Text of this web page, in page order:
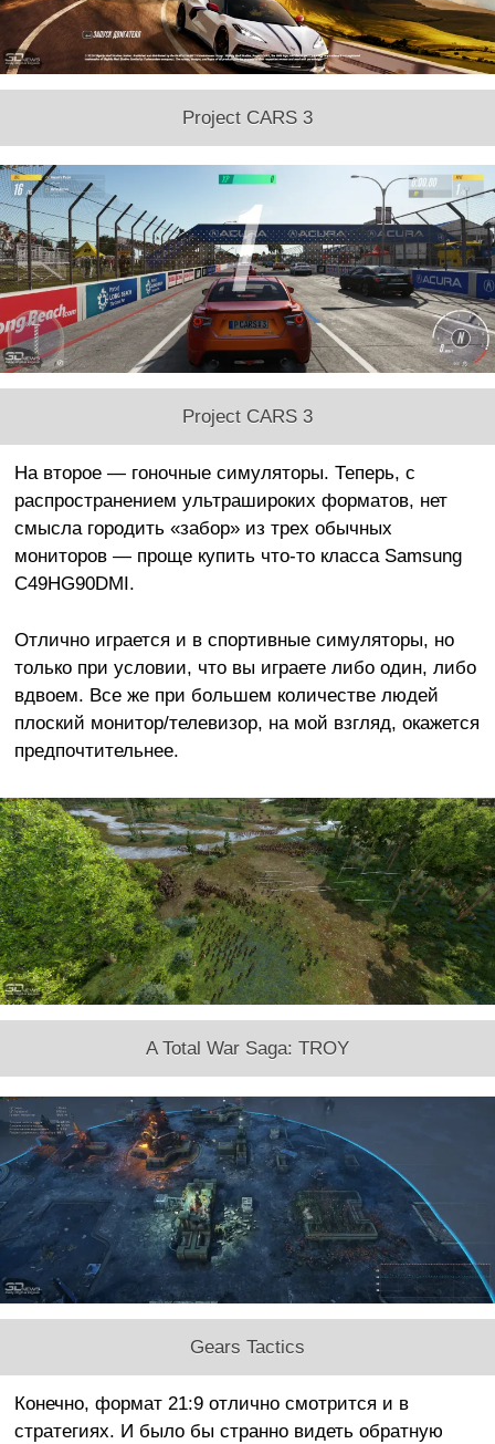
Project CARS 3
Project CARS 3
На второе — гоночные симуляторы. Теперь, с
распространением ультрашироких форматов, нет
смысла городить «забор» из трех обычных
мониторов — проще купить что-то класса Samsung
C49HG90DMI.
Отлично играется и в спортивные симуляторы, но
только при условии, что вы играете либо один, либо
вдвоем. Все же при большем количестве людей
плоский монитор/телевизор, на мой взгляд, окажется
предпочтительнее.
A Total War Saga: TROY
Gears Tactics
Конечно, формат 21:9 отлично смотрится и в
стратегиях. И было бы странно видеть обратную